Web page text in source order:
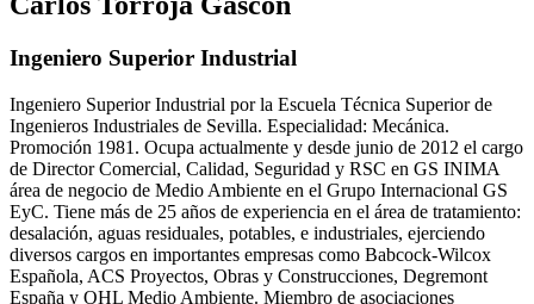
Ingeniero Superior Industrial
Ingeniero Superior Industrial por la Escuela Técnica Superior de
Ingenieros Industriales de Sevilla. Especialidad: Mecánica.
Promoción 1981. Ocupa actualmente y desde junio de 2012 el cargo
de Director Comercial, Calidad, Seguridad y RSC en GS INIMA
área de negocio de Medio Ambiente en el Grupo Internacional GS
EyC. Tiene más de 25 años de experiencia en el área de tratamiento:
desalación, aguas residuales, potables, e industriales, ejerciendo
diversos cargos en importantes empresas como Babcock-Wilcox
Española, ACS Proyectos, Obras y Construcciones, Degremont
España y OHL Medio Ambiente. Miembro de asociaciones